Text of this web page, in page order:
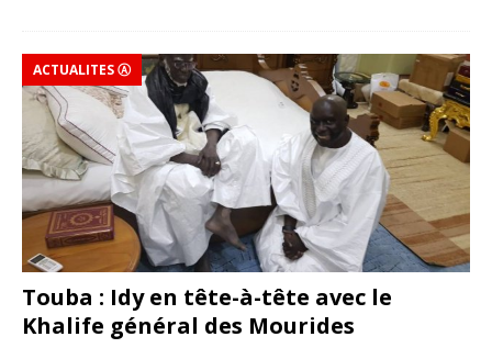
ACTUALITES Ⓐ
Touba : Idy en tête-à-tête avec le
Khalife général des Mourides